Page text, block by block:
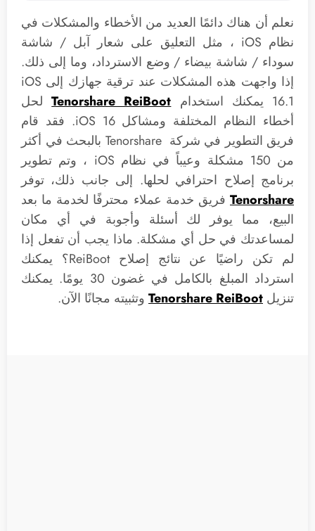
نعلم أن هناك دائمًا العديد من الأخطاء والمشكلات في
نظام iOS ، مثل التعليق على شعار آبل / شاشة
سوداء / شاشة بيضاء / وضع الاسترداد، وما إلى ذلك.
إذا واجهت هذه المشكلات عند ترقية جهازك إلى iOS
16.1 يمكنك استخدام
Tenorshare ReiBootلحل
أخطاء النظام المختلفة ومشاكل iOS 16. فقد قام
فريق التطوير في شركة Tenorshare بالبحث في أكثر
من 150 مشكلة وعيباً في نظام iOS ، وتم تطوير
برنامج إصلاح احترافي لحلها. إلى جانب ذلك، توفر
Tenorshare فريق خدمة عملاء محترفًا لخدمة ما بعد
البيع، مما يوفر لك أسئلة وأجوبة في أي مكان
لمساعدتك في حل أي مشكلة. ماذا يجب أن تفعل إذا
لم تكن راضيًا عن نتائج إصلاح ReiBoot؟ يمكنك
استرداد المبلغ بالكامل في غضون 30 يومًا. يمكنك
تنزيل Tenorshare ReiBoot وتثبيته مجانًا الآن.